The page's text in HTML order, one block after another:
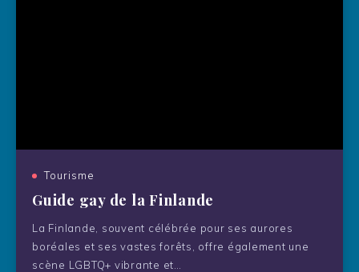
Tourisme
Guide gay de la Finlande
La Finlande, souvent célébrée pour ses aurores
boréales et ses vastes forêts, offre également une
scène LGBTQ+ vibrante et…